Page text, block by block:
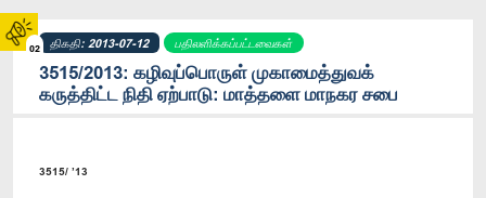
02 திகதி: 2013-07-12 பதிலளிக்கப்பட்டவைகள்
3515/2013: கழிவுப்பொருள் முகாமைத்துவக்
கருத்திட்ட நிதி ஏற்பாடு: மாத்தளை மாநகர சபை
3515/ ’13